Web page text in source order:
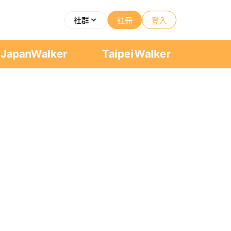
社群 註冊 登入
JapanWalker TaipeiWalker